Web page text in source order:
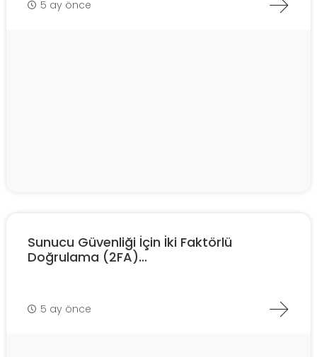
5 ay önce
Sunucu Güvenliği İçin İki Faktörlü
Doğrulama (2FA)...
5 ay önce